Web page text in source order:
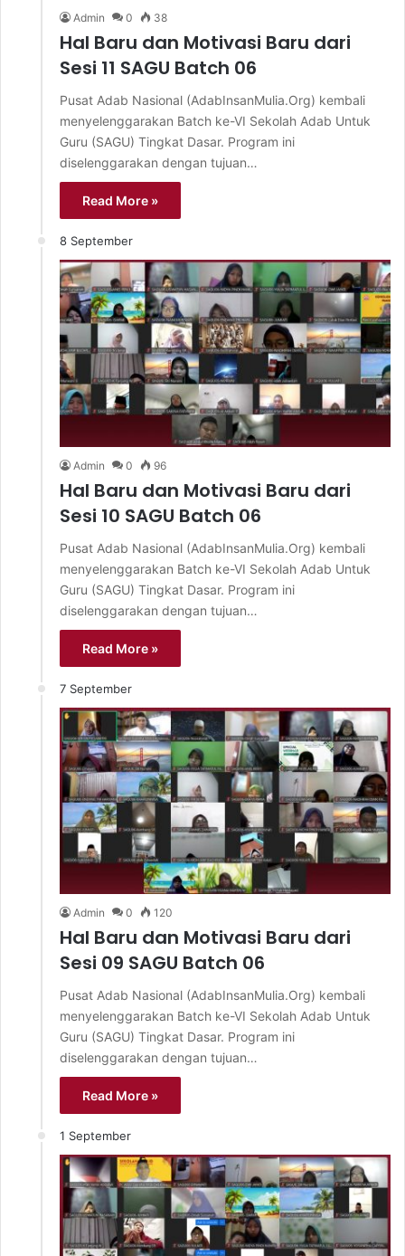
Admin 0 38
Hal Baru dan Motivasi Baru dari
Sesi 11 SAGU Batch 06
Pusat Adab Nasional (AdabInsanMulia.Org) kembali
menyelenggarakan Batch ke-VI Sekolah Adab Untuk
Guru (SAGU) Tingkat Dasar. Program ini
diselenggarakan dengan tujuan…
Read More »
8 September
Admin 0 96
Hal Baru dan Motivasi Baru dari
Sesi 10 SAGU Batch 06
Pusat Adab Nasional (AdabInsanMulia.Org) kembali
menyelenggarakan Batch ke-VI Sekolah Adab Untuk
Guru (SAGU) Tingkat Dasar. Program ini
diselenggarakan dengan tujuan…
Read More »
7 September
Admin 0 120
Hal Baru dan Motivasi Baru dari
Sesi 09 SAGU Batch 06
Pusat Adab Nasional (AdabInsanMulia.Org) kembali
menyelenggarakan Batch ke-VI Sekolah Adab Untuk
Guru (SAGU) Tingkat Dasar. Program ini
diselenggarakan dengan tujuan…
Read More »
1 September